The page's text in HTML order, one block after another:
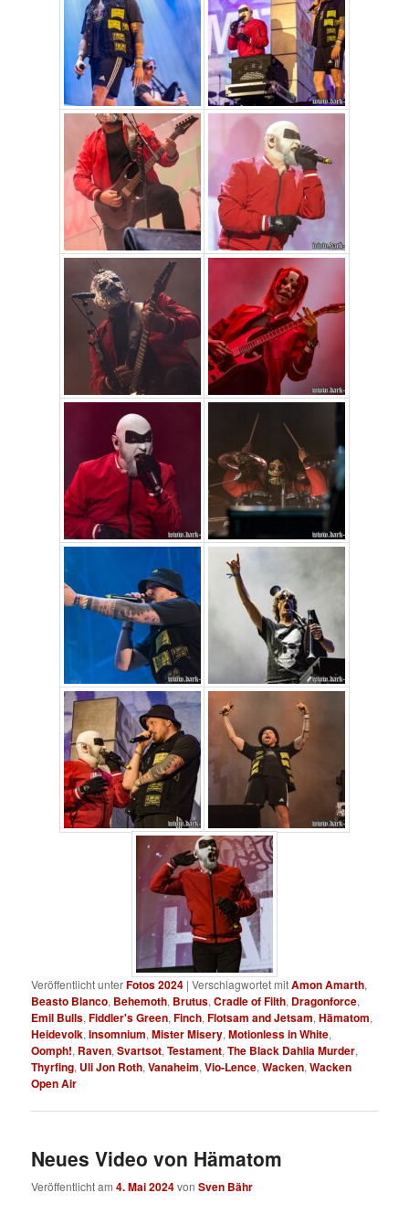
Veröffentlicht unterFotos 2024 |Verschlagwortet mitAmon Amarth,
Beasto Blanco, Behemoth, Brutus,Cradle of Filth, Dragonforce,
Emil Bulls,Fiddler's Green,Finch,Flotsam and Jetsam,Hämatom,
Heidevolk,Insomnium,Mister Misery,Motionless in White,
Oomph!, Raven,Svartsot,Testament,The Black Dahlia Murder,
Thyrfing, Uli Jon Roth,Vanaheim,Vio-Lence,Wacken,Wacken
Open Air
Neues Video von Hämatom
Veröffentlicht am4. Mai 2024vonSven Bähr